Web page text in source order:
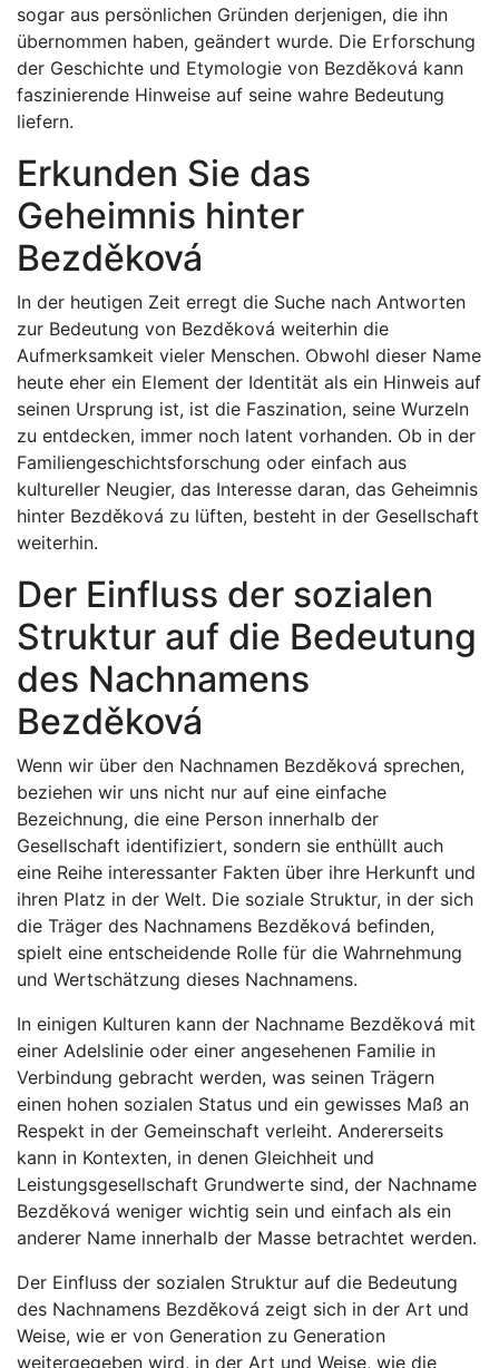
sogar aus persönlichen Gründen derjenigen, die ihn
übernommen haben, geändert wurde. Die Erforschung
der Geschichte und Etymologie von Bezděková kann
faszinierende Hinweise auf seine wahre Bedeutung
liefern.
Erkunden Sie das
Geheimnis hinter
Bezděková
In der heutigen Zeit erregt die Suche nach Antworten
zur Bedeutung von Bezděková weiterhin die
Aufmerksamkeit vieler Menschen. Obwohl dieser Name
heute eher ein Element der Identität als ein Hinweis auf
seinen Ursprung ist, ist die Faszination, seine Wurzeln
zu entdecken, immer noch latent vorhanden. Ob in der
Familiengeschichtsforschung oder einfach aus
kultureller Neugier, das Interesse daran, das Geheimnis
hinter Bezděková zu lüften, besteht in der Gesellschaft
weiterhin.
Der Einfluss der sozialen
Struktur auf die Bedeutung
des Nachnamens
Bezděková
Wenn wir über den Nachnamen Bezděková sprechen,
beziehen wir uns nicht nur auf eine einfache
Bezeichnung, die eine Person innerhalb der
Gesellschaft identifiziert, sondern sie enthüllt auch
eine Reihe interessanter Fakten über ihre Herkunft und
ihren Platz in der Welt. Die soziale Struktur, in der sich
die Träger des Nachnamens Bezděková befinden,
spielt eine entscheidende Rolle für die Wahrnehmung
und Wertschätzung dieses Nachnamens.
In einigen Kulturen kann der Nachname Bezděková mit
einer Adelslinie oder einer angesehenen Familie in
Verbindung gebracht werden, was seinen Trägern
einen hohen sozialen Status und ein gewisses Maß an
Respekt in der Gemeinschaft verleiht. Andererseits
kann in Kontexten, in denen Gleichheit und
Leistungsgesellschaft Grundwerte sind, der Nachname
Bezděková weniger wichtig sein und einfach als ein
anderer Name innerhalb der Masse betrachtet werden.
Der Einfluss der sozialen Struktur auf die Bedeutung
des Nachnamens Bezděková zeigt sich in der Art und
Weise, wie er von Generation zu Generation
weitergegeben wird, in der Art und Weise, wie die